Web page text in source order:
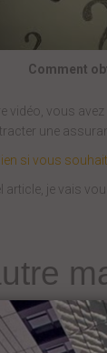
Comment
vidéo, vous
une
si vous
article, je vais